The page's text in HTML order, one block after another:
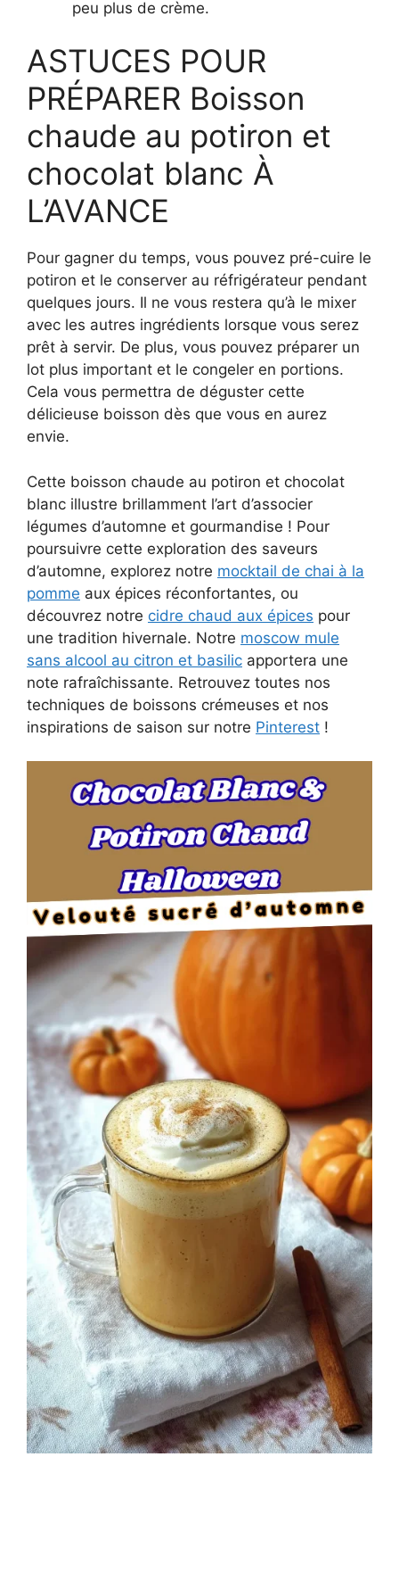
peu plus de crème.
ASTUCES POUR
PRÉPARER Boisson
chaude au potiron et
chocolat blanc À
L’AVANCE
Pour gagner du temps, vous pouvez pré-cuire le
potiron et le conserver au réfrigérateur pendant
quelques jours. Il ne vous restera qu’à le mixer
avec les autres ingrédients lorsque vous serez
prêt à servir. De plus, vous pouvez préparer un
lot plus important et le congeler en portions.
Cela vous permettra de déguster cette
délicieuse boisson dès que vous en aurez
envie.
Cette boisson chaude au potiron et chocolat
blanc illustre brillamment l’art d’associer
légumes d’automne et gourmandise ! Pour
poursuivre cette exploration des saveurs
d’automne, explorez notre mocktail de chai à la
pomme aux épices réconfortantes, ou
découvrez notre cidre chaud aux épices pour
une tradition hivernale. Notre moscow mule
sans alcool au citron et basilic apportera une
note rafraîchissante. Retrouvez toutes nos
techniques de boissons crémeuses et nos
inspirations de saison sur notre Pinterest !